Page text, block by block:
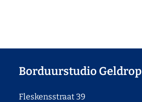
Borduurstudio Geldrop
Fleskensstraat 39